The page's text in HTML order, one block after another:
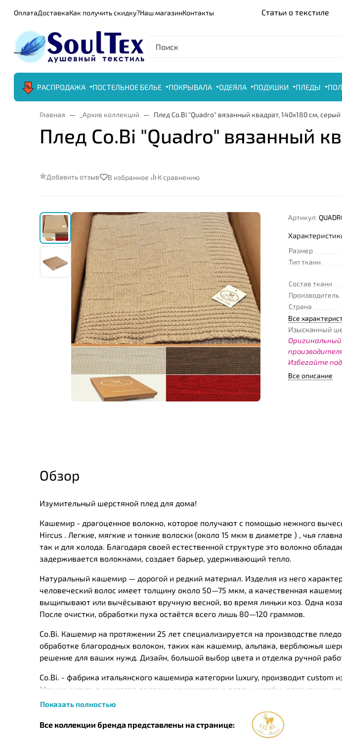
ОплатаДоставкаКак получить скидку?Наш магазинКонтакты Статьи о текстиле
РАСПРОДАЖА ПОСТЕЛЬНОЕ БЕЛЬЕ ПОКРЫВАЛА ОДЕЯЛА ПОДУШКИ ПЛЕДЫ
Главная _Архив коллекций Плед Co.Bi "Quadro" вязанный квадрат, 140x180 см, серый
Плед Co.Bi "Quadro" вязанный
Добавить отзыв В избранное К сравнению
Артикул:
Размер
Тип ткани
Состав ткани
Производитель
Страна
Все
Изысканный
Избегайте
Все описание
Обзор
Изумительный шерстяной плед для дома!
Кашемир - драгоценное волокно, которое получают с помощью нежного
Hircus . Легкие, мягкие и тонкие волоски (около 15 мкм в диаметре ) , чья
так и для холода. Благодаря своей естественной структуре это волокно
задерживается волокнами, создает барьер, удерживающий тепло.
Натуральный кашемир — дорогой и редкий материал. Изделия из него
человеческий волос имеет толщину около 50—75 мкм, а качественная
выщипывают или вычёсывают вручную весной, во время линьки коз. Одна
После очистки, обработки пуха остаётся всего лишь 80—120 граммов.
Co.Bi. Кашемир на протяжении 25 лет специализируется на производстве
обработке благородных волокон, таких как кашемир, альпака, верблюжья
решение для ваших нужд. Дизайн, большой выбор цвета и отделка ручной
Co.Bi. - фабрика итальянского кашемира категории luxury, производит
Можно купить в качестве подарка кашемировые пледы, шарфы, палантины,
С самого начала своего существования фабрика бренда Co.Bi изготавливает
волокна, повышая качество и престиж продукции. Заботясь о покупателях,
предлагая классические товары как для спальни, так и для гостиной. Бренд
Показать полностью
Все коллекции бренда представлены на странице: